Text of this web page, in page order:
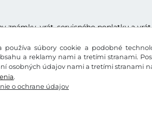
používa súbory cookie a podobné
a reklamy nami a tretími stranami.
osobných údajov nami a tretími stranami
.
o ochrane údajov
známky, vrát. servisného poplatku a